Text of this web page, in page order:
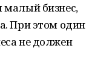
малый бизнес,
При этом один
не должен